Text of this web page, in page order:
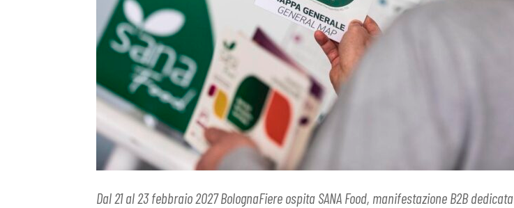
Dal 21 al 23 febbraio 2027 BolognaFiere ospita SANA Food, manifestazione B2B dedicata